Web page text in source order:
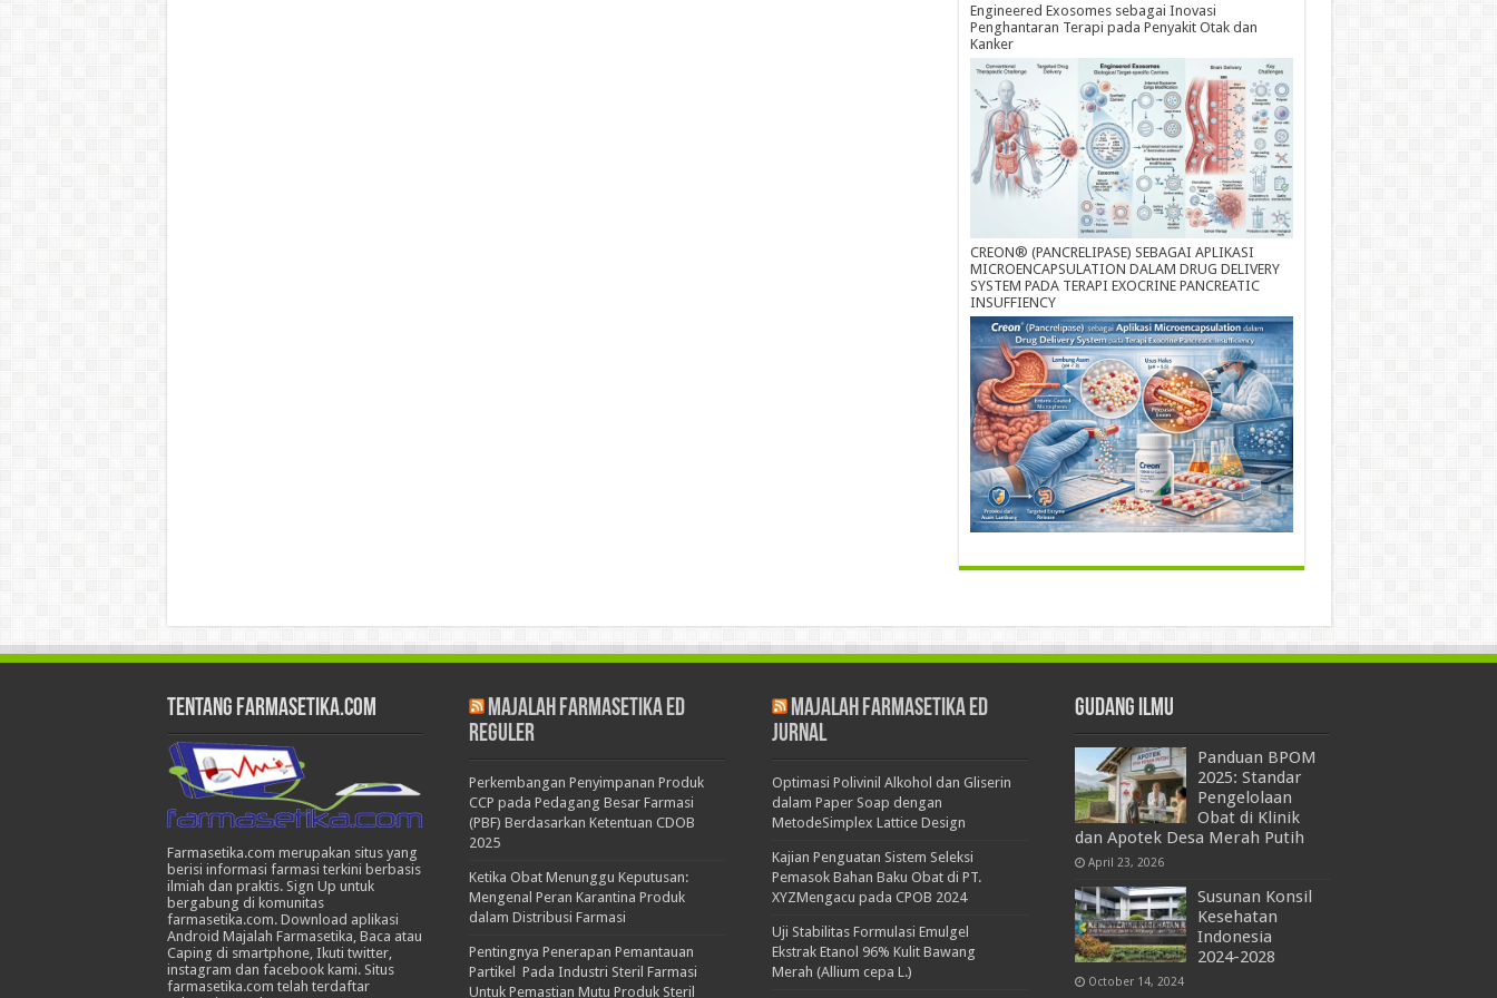
Engineered Exosomes sebagai Inovasi
Penghantaran Terapi pada Penyakit Otak dan
Kanker
CREON® (PANCRELIPASE) SEBAGAI APLIKASI
MICROENCAPSULATION DALAM DRUG DELIVERY
SYSTEM PADA TERAPI EXOCRINE PANCREATIC
INSUFFIENCY
Tentang Farmasetika.com
Farmasetika.com merupakan situs yang
berisi informasi farmasi terkini berbasis
ilmiah dan praktis. Sign Up untuk
bergabung di komunitas
farmasetika.com. Download aplikasi
Android Majalah Farmasetika, Baca atau
Caping di smartphone, Ikuti twitter,
instagram dan facebook kami. Situs
farmasetika.com telah terdaftar
Majalah Farmasetika Ed
Reguler
Perkembangan Penyimpanan Produk
CCP pada Pedagang Besar Farmasi
(PBF) Berdasarkan Ketentuan CDOB
2025
Ketika Obat Menunggu Keputusan:
Mengenal Peran Karantina Produk
dalam Distribusi Farmasi
Pentingnya Penerapan Pemantauan
Partikel Pada Industri Steril Farmasi
Untuk Pemastian Mutu Produk Steril
Majalah Farmasetika Ed
Jurnal
Optimasi Polivinil Alkohol dan Gliserin
dalam Paper Soap dengan
MetodeSimplex Lattice Design
Kajian Penguatan Sistem Seleksi
Pemasok Bahan Baku Obat di PT.
XYZMengacu pada CPOB 2024
Uji Stabilitas Formulasi Emulgel
Ekstrak Etanol 96% Kulit Bawang
Merah (Allium cepa L.)
Gudang Ilmu
Panduan BPOM
2025: Standar
Pengelolaan
Obat di Klinik
dan Apotek Desa Merah Putih
April 23, 2026
Susunan Konsil
Kesehatan
Indonesia
2024-2028
October 14, 2024